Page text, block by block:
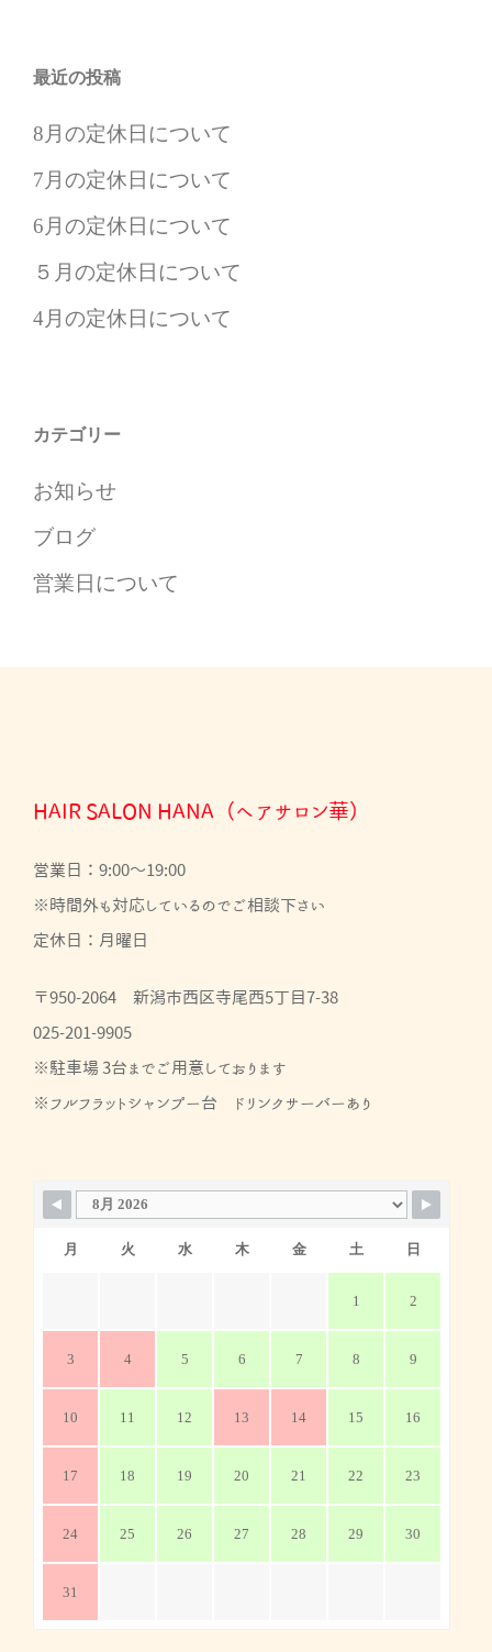
最近の投稿
8月の定休日について
7月の定休日について
6月の定休日について
５月の定休日について
4月の定休日について
カテゴリー
お知らせ
ブログ
営業日について
HAIR SALON HANA（ヘアサロン華）
営業日：9:00～19:00
※時間外も対応しているのでご相談下さい
定休日：月曜日
〒950-2064 新潟市西区寺尾西5丁目7-38
025-201-9905
※駐車場 3台までご用意しております
※フルフラットシャンプー台 ドリンクサーバーあり
月 火 水 木 金 土 日
1 2
3 4 5 6 7 8 9
10 11 12 13 14 15 16
17 18 19 20 21 22 23
24 25 26 27 28 29 30
31